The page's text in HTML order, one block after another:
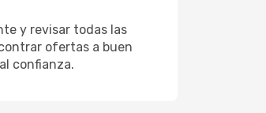
y revisar todas las
ofertas a buen
confianza.